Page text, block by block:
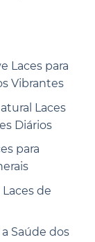
Laces para
Vibrantes
Laces
Diários
para
de
Saúde dos